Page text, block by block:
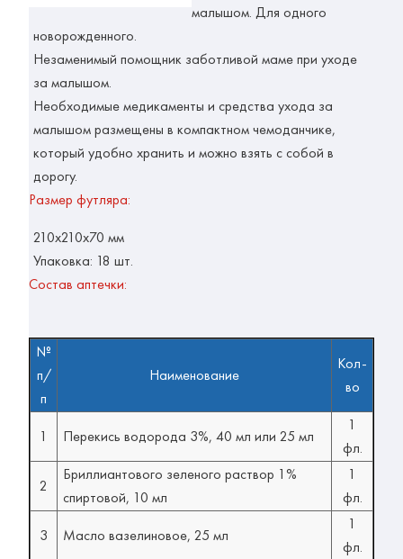
малышом. Для одного
новорожденного.
Незаменимый помощник заботливой маме при уходе
за малышом.
Необходимые медикаменты и средства ухода за
малышом размещены в компактном чемоданчике,
который удобно хранить и можно взять с собой в
дорогу.
Размер футляра:
210x210x70 мм
Упаковка: 18 шт.
Состав аптечки:
№
п/
п
Наименование
Кол-
во
1 Перекись водорода 3%, 40 мл или 25 мл
1
фл.
2
Бриллиантового зеленого раствор 1%
спиртовой, 10 мл
1
фл.
3
Масло вазелиновое, 25 мл
1
фл.